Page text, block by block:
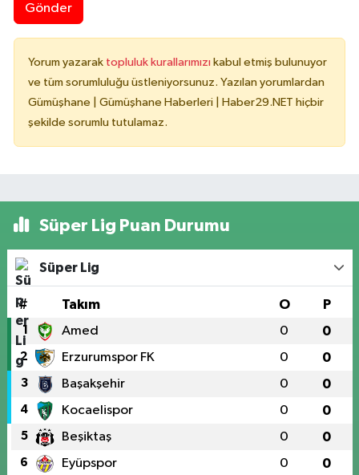
Gönder
Yorum yazarak topluluk kurallarımızı kabul etmiş bulunuyor
ve tüm sorumluluğu üstleniyorsunuz. Yazılan yorumlardan
Gümüşhane | Gümüşhane Haberleri | Haber29.NET hiçbir
şekilde sorumlu tutulamaz.
Süper Lig Puan Durumu
Süper Lig
# Takım O P
1 Amed 0 0
2 Erzurumspor FK 0 0
3 Başakşehir 0 0
4 Kocaelispor 0 0
5 Beşiktaş 0 0
6 Eyüpspor 0 0